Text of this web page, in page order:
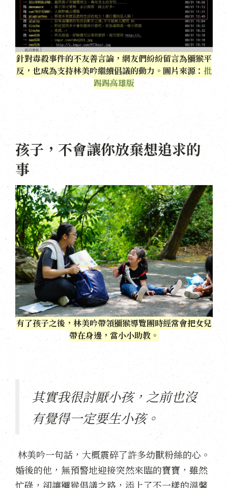
針對毒殺事件的不友善言論，網友們紛紛留言為獼猴平
反，也成為支持林美吟繼續倡議的動力。圖片來源： 批
踢踢高雄版
孩子，不會讓你放棄想追求的
事
有了孩子之後，林美吟帶領獼猴導覽團時經常會把女兒
帶在身邊，當小小助教。
其實我很討厭小孩，之前也沒
有覺得一定要生小孩。
林美吟一句話，大概震碎了許多幼獸粉絲的心。
婚後的他，無預警地迎接突然來臨的寶寶，雖然
忙碌，卻讓獼猴倡議之路，添上了不一樣的溫馨